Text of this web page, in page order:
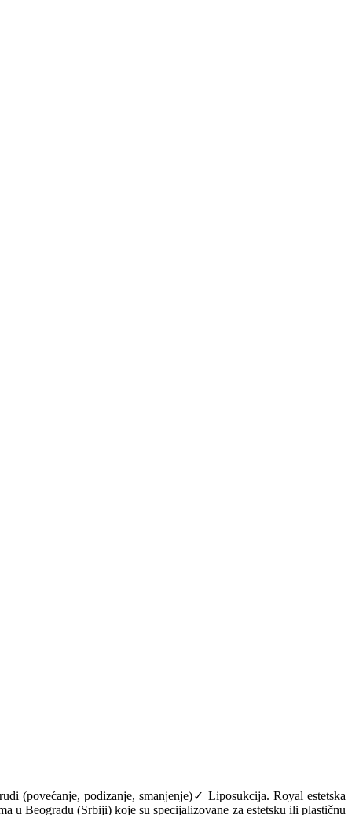
(povećanje, podizanje, smanjenje)✓ Liposukcija. Royal estetska
u Beogradu (Srbiji) koje su specijalizovane za estetsku ili plastičnu